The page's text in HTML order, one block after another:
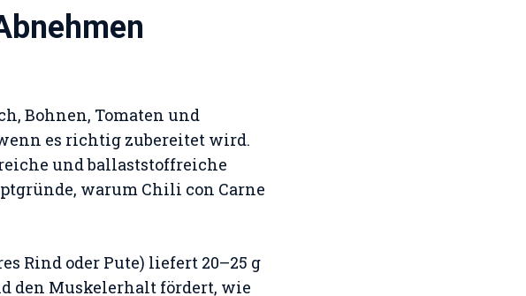
Bohnen, Tomaten und
es richtig zubereitet wird.
und ballaststoffreiche
warum Chili con Carne
Rind oder Pute) liefert 20–25 g
den Muskelerhalt fördert, wie